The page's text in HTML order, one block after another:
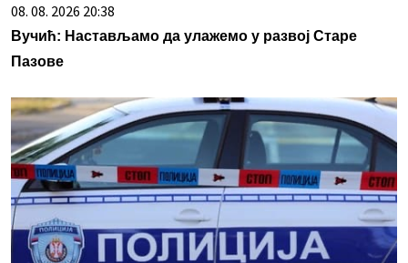
08. 08. 2026 20:38
Вучић: Настављамо да улажемо у развој Старе
Пазове